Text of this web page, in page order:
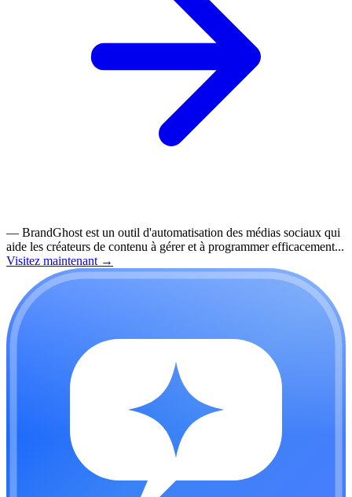
— BrandGhost est un outil d'automatisation des médias sociaux qui
aide les créateurs de contenu à gérer et à programmer efficacement...
Visitez maintenant →